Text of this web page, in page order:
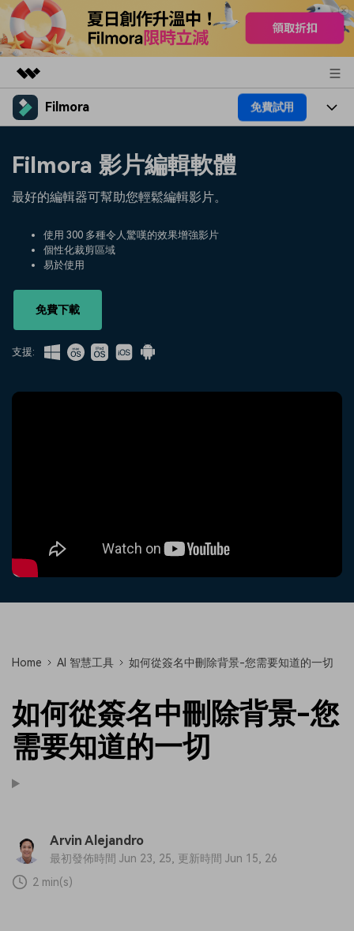
精選產品
實用工具
解決方案
商店
Filmora 免費試用
音訊
熱門人群
熱門方案
部落格
AI提示詞大全
收錄 100+ 熱門影片提示詞，快
幫助中心
我們隨時為您提供協助 如何用 Filmora 做出影響力
產品信息
立即購買 登入
Filmora 影片編輯軟體
最好的編輯器可幫助您輕鬆編輯影片。
使用 300 多種令人驚嘆的效果增強影片
個性化裁剪區域
易於使用
免費下載
支援:
Home AI 智慧工具 如何從簽名中刪除背景-您需要知道的一切
如何從簽名中刪除背景-您
需要知道的一切
Arvin Alejandro
最初發佈時間 Jun 23, 25, 更新時間 Jun 15, 26
2 min(s)